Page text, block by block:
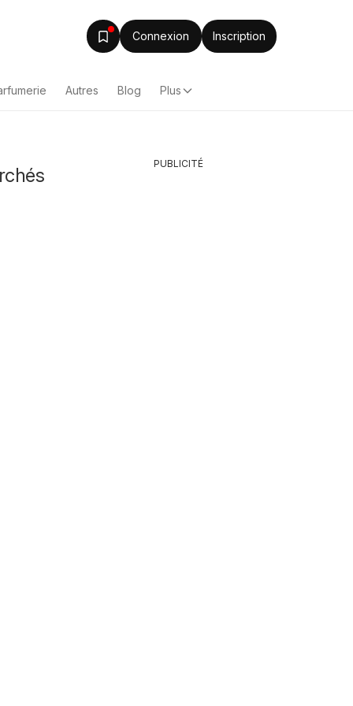
Connexion Inscription
Autres Blog Plus
PUBLICITÉ